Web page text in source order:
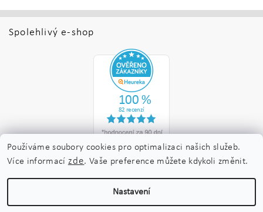
Spolehlivý e-shop
2026 ©Nakladatelství Maraton, všechna práva vyhrazenaUpravit nastavení
cookies
Používáme soubory cookies pro optimalizaci našich služeb.
Více informací zde. Vaše preference můžete kdykoli změnit.
Nastavení